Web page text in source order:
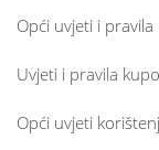
Opći uvjeti i
Uvjeti i pravila
Opći uvjeti